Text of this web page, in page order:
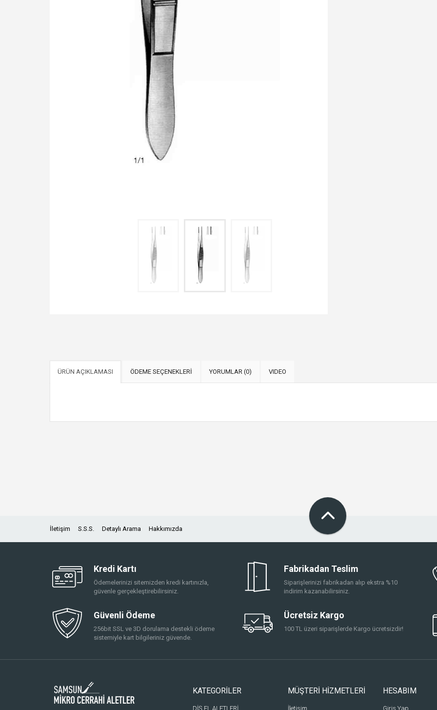
ÜRÜN AÇIKLAMASI ÖDEME SEÇENEKLERİ YORUMLAR (0) VIDEO
İletişim S.S.S. Detaylı Arama Hakkımızda
Kredi Kartı
Ödemelerinizi sitemizden kredi kartınızla,
güvenle gerçekleştirebilirsiniz.
Fabrikadan Teslim
Siparişlerinizi fabrikadan alıp ekstra %10
indirim kazanabilirsiniz.
Güvenli Ödeme
256bit SSL ve 3D dorulama destekli ödeme
sistemiyle kart bilgileriniz güvende.
Ücretsiz Kargo
100 TL üzeri siparişlerde Kargo ücretsizdir!
KATEGORİLER
DİŞ EL ALETLERİ
MÜŞTERİ HİZMETLERİ
İletişim
HESABIM
Giriş Yap